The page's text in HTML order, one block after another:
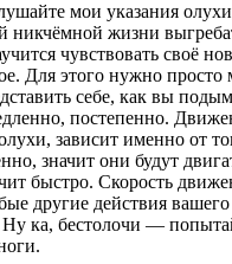
мои указания
никчёмной жизни
чувствовать своё
Для этого нужно просто
себе, как вы
постепенно.
зависит именно от
значит они будут
быстро. Скорость
другие действия вашего
Ну ка, бестолочи —